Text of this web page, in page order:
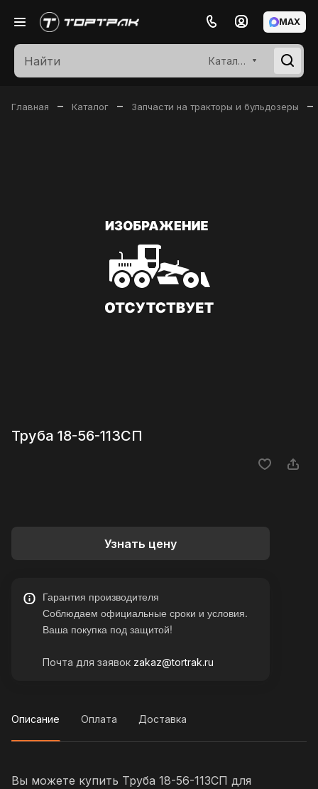
Каталог
MAX
Главная – Каталог – Запчасти на тракторы и бульдозеры –
Труба 18-56-113СП
Узнать цену
Гарантия производителя
Соблюдаем официальные сроки и условия.
Ваша покупка под защитой!
Почта для заявок zakaz@tortrak.ru
Описание Оплата Доставка
Вы можете купить Труба 18-56-113СП для